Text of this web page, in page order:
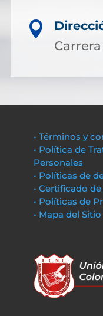

Carrera
• Términos y
• Política de
Personales
• Políticas de
• Certificado
• Políticas de
• Mapa del Sitio